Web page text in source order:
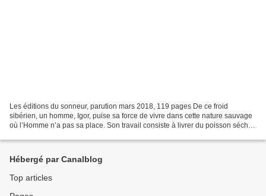
Les éditions du sonneur, parution mars 2018, 119 pages De ce froid
sibérien, un homme, Igor, puise sa force de vivre dans cette nature sauvage
où l’Homme n’a pas sa place. Son travail consiste à livrer du poisson séché
Hébergé par Canalblog
Top articles